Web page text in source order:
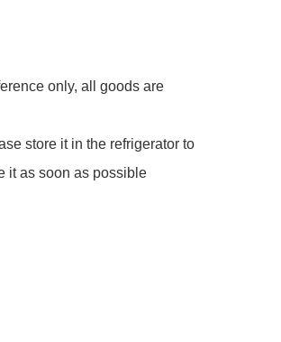
only, all goods are
store it in the refrigerator to
it as soon as possible